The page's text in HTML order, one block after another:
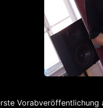
Vorabveröffentlichung